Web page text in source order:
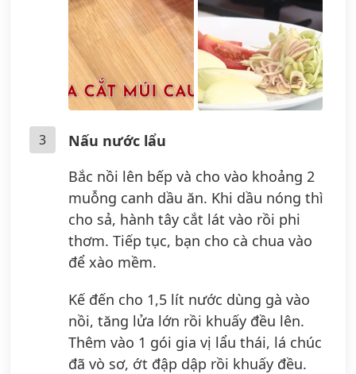
3
Nấu nước lẩu
Bắc nồi lên bếp và cho vào khoảng 2
muỗng canh dầu ăn. Khi dầu nóng thì
cho sả, hành tây cắt lát vào rồi phi
thơm. Tiếp tục, bạn cho cà chua vào
để xào mềm.
Kế đến cho 1,5 lít nước dùng gà vào
nồi, tăng lửa lớn rồi khuấy đều lên.
Thêm vào 1 gói gia vị lẩu thái, lá chúc
đã vò sơ, ớt đập dập rồi khuấy đều.